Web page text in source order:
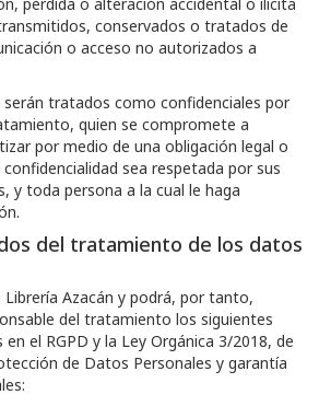
conservados o tratados de
o acceso no autorizados a
tratados como confidenciales por
quien se compromete a
por medio de una obligación legal o
sea respetada por sus
y toda persona a la cual le haga
del tratamiento de los datos
Librería Azacán y podrá, por tanto,
del tratamiento los siguientes
el RGPD y la Ley Orgánica 3/2018, de
de Datos Personales y garantía